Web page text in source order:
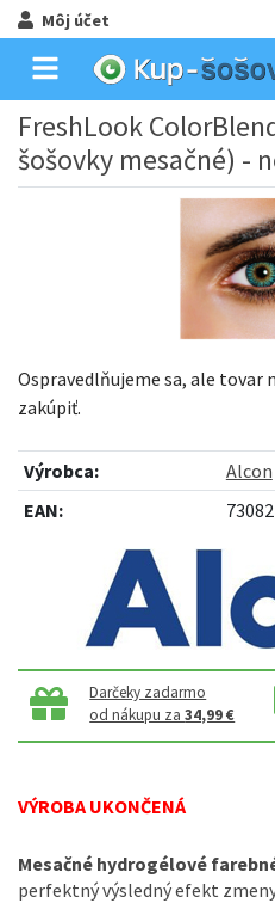
Môj účet
FreshLook
šošovky mesačné) -
Ospravedlňujeme sa, ale tovar
zakúpiť.
Výrobca:
Alcon
EAN:
Darčeky zadarmo
od nákupu za34,99 €
VÝROBA UKONČENÁ
Mesačné hydrogélové
perfektný výsledný efekt